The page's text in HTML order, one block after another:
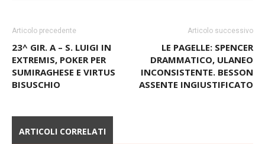
Articolo precedente
23^ GIR. A – S. LUIGI IN
EXTREMIS, POKER PER
Articolo successivo
LE PAGELLE: SPENCER
DRAMMATICO, ULANEO